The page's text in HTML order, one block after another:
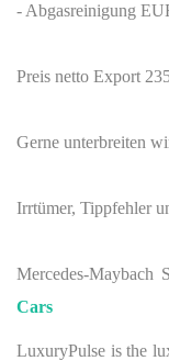
- Abgasreinigung
Preis netto Export
Gerne unterbreiten
Irrtümer, Tippfehler
Mercedes-
Cars
LuxuryPulse is the